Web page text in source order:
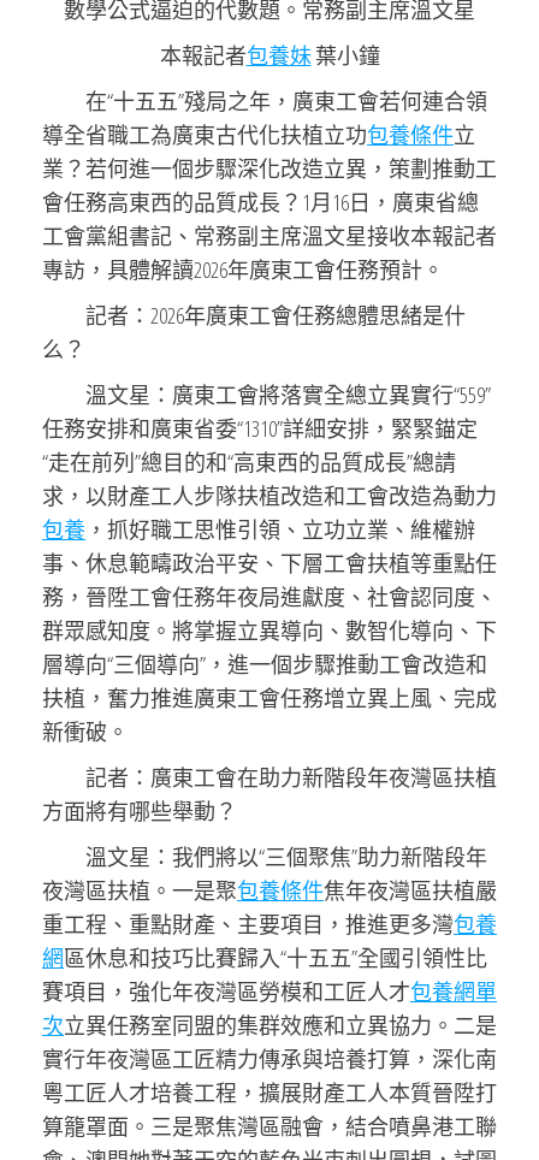
數學公式逼迫的代數題。常務副主席溫文星
本報記者包養妹葉小鐘
在“十五五”殘局之年，廣東工會若何連合領
導全省職工為廣東古代化扶植立功包養條件立
業？若何進一個步驟深化改造立異，策劃推動工
會任務高東西的品質成長？1月16日，廣東省總
工會黨組書記、常務副主席溫文星接收本報記者
專訪，具體解讀2026年廣東工會任務預計。
記者：2026年廣東工會任務總體思緒是什
么？
溫文星：廣東工會將落實全總立異實行“559”
任務安排和廣東省委“1310”詳細安排，緊緊錨定
“走在前列”總目的和“高東西的品質成長”總請
求，以財產工人步隊扶植改造和工會改造為動力
包養 ，抓好職工思惟引領、立功立業、維權辦
事、休息範疇政治平安、下層工會扶植等重點任
務，晉陞工會任務年夜局進獻度、社會認同度、
群眾感知度。將掌握立異導向、數智化導向、下
層導向“三個導向”，進一個步驟推動工會改造和
扶植，奮力推進廣東工會任務增立異上風、完成
新衝破。
記者：廣東工會在助力新階段年夜灣區扶植
方面將有哪些舉動？
溫文星：我們將以“三個聚焦”助力新階段年
夜灣區扶植。一是聚包養條件焦年夜灣區扶植嚴
重工程、重點財產、主要項目，推進更多灣包養
網區休息和技巧比賽歸入“十五五”全國引領性比
賽項目，強化年夜灣區勞模和工匠人才包養網單
次立異任務室同盟的集群效應和立異協力。二是
實行年夜灣區工匠精力傳承與培養打算，深化南
粵工匠人才培養工程，擴展財產工人本質晉陞打
算籠罩面。三是聚焦灣區融會，結合噴鼻港工聯